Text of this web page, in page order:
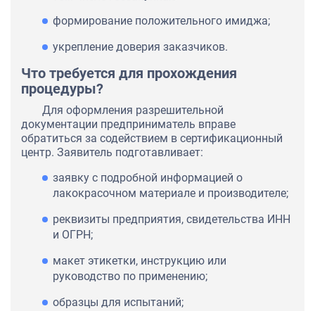
формирование положительного имиджа;
укрепление доверия заказчиков.
Что требуется для прохождения
процедуры?
Для оформления разрешительной
документации предприниматель вправе
обратиться за содействием в сертификационный
центр. Заявитель подготавливает:
заявку с подробной информацией о
лакокрасочном материале и производителе;
реквизиты предприятия, свидетельства ИНН
и ОГРН;
макет этикетки, инструкцию или
руководство по применению;
образцы для испытаний;